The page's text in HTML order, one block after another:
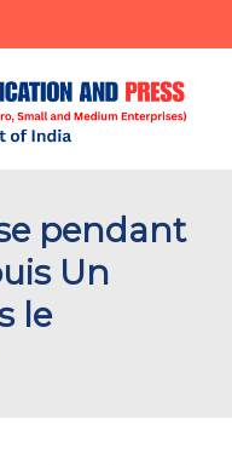
pendant
Un
le